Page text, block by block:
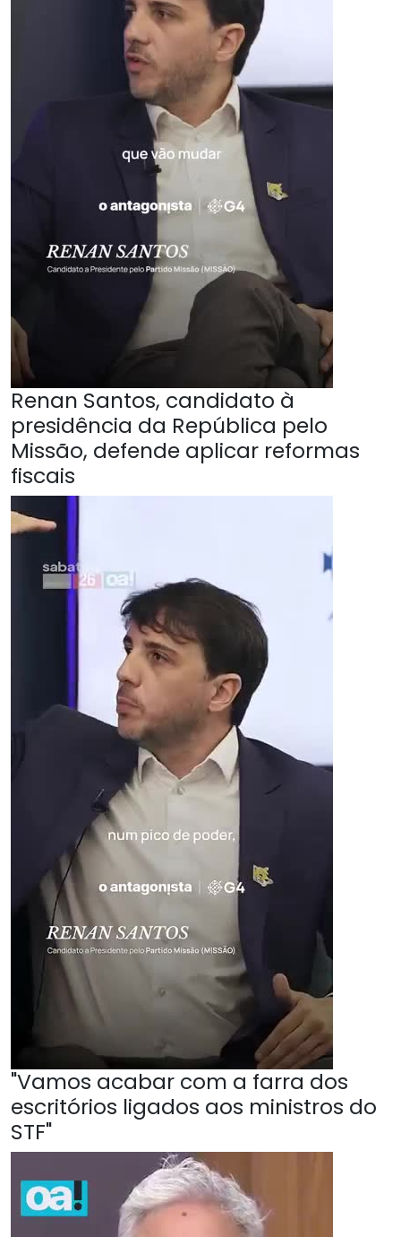
Renan Santos, candidato à
presidência da República pelo
Missão, defende aplicar reformas
fiscais
"Vamos acabar com a farra dos
escritórios ligados aos ministros do
STF"